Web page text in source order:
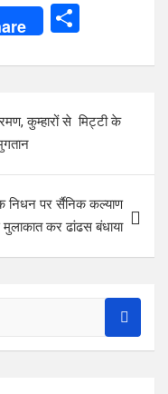
ar
e
कुम्हारों से मिट्टी के
पर र्सैनिक कल्याण
कर ढांढस बंधाया